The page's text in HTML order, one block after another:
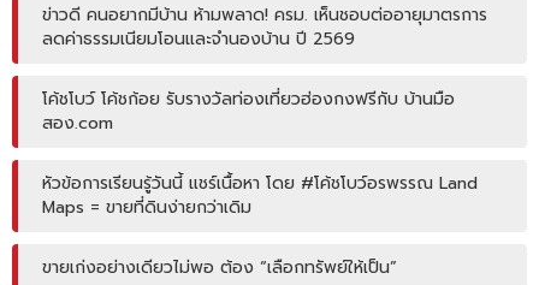
ข่าวดี คนอยากมีบ้าน ห้ามพลาด! ครม. เห็นชอบต่ออายุมาตรการ
ลดค่าธรรมเนียมโอนและจำนองบ้าน ปี 2569
โค้ชโบว์ โค้ชก้อย รับรางวัลท่องเที่ยวฮ่องกงฟรีกับ บ้านมือ
สอง.com
หัวข้อการเรียนรู้วันนี้ แชร์เนื้อหา โดย #โค้ชโบว์อรพรรณ Land
Maps = ขายที่ดินง่ายกว่าเดิม
ขายเก่งอย่างเดียวไม่พอ ต้อง “เลือกทรัพย์ให้เป็น”